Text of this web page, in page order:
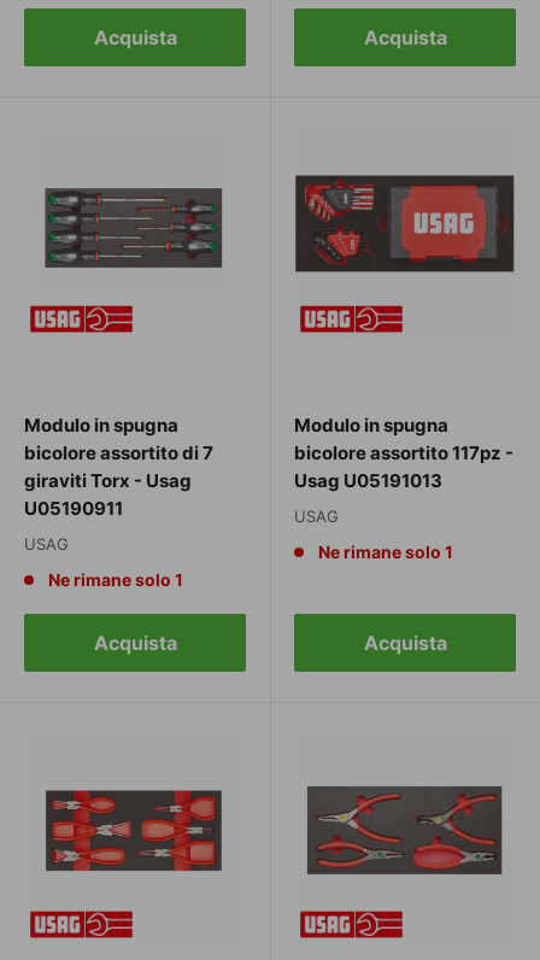
Acquista Acquista
Modulo in spugna
bicolore assortito di 7
giraviti Torx - Usag
U05190911
USAG
Ne rimane solo 1
Acquista
Modulo in spugna
bicolore assortito 117pz -
Usag U05191013
USAG
Ne rimane solo 1
Acquista